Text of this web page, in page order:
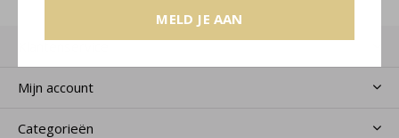
MELD JE AAN
Klantenservice
Mijn account
Categorieën